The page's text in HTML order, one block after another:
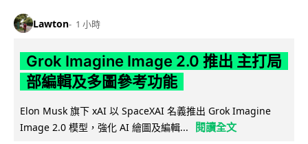
Lawton 1 小時
Grok Imagine Image 2.0 推出 主打局
部編輯及多圖參考功能
Elon Musk 旗下 xAI 以 SpaceXAI 名義推出 Grok Imagine
Image 2.0 模型，強化 AI 繪圖及編輯...
閱讀全文